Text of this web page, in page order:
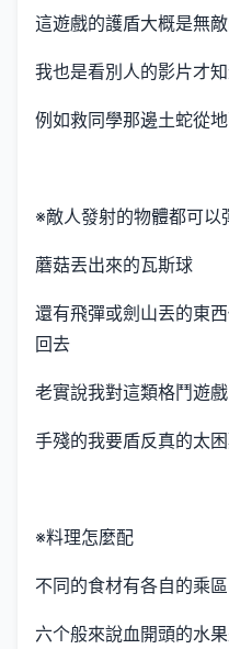
這遊戲的護盾大概是無
我也是看別人的影片才
例如救同學那邊土蛇從
※敵人發射的物體都可以
蘑菇丟出來的瓦斯球
還有飛彈或劍山丟的東
回去
老實說我對這類格鬥遊
手殘的我要盾反真的太
※料理怎麼配
不同的食材有各自的乘區
六个般來說血開頭的水